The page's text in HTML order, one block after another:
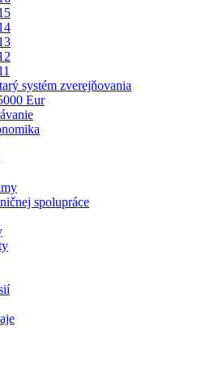
systém zverejňovania
Eur
spolupráce